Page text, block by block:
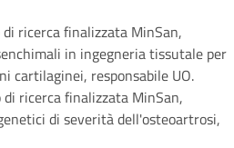
ricerca finalizzata MinSan,
in ingegneria tissutale per
cartilaginei, responsabile UO.
ricerca finalizzata MinSan,
di severità dell'osteoartrosi,